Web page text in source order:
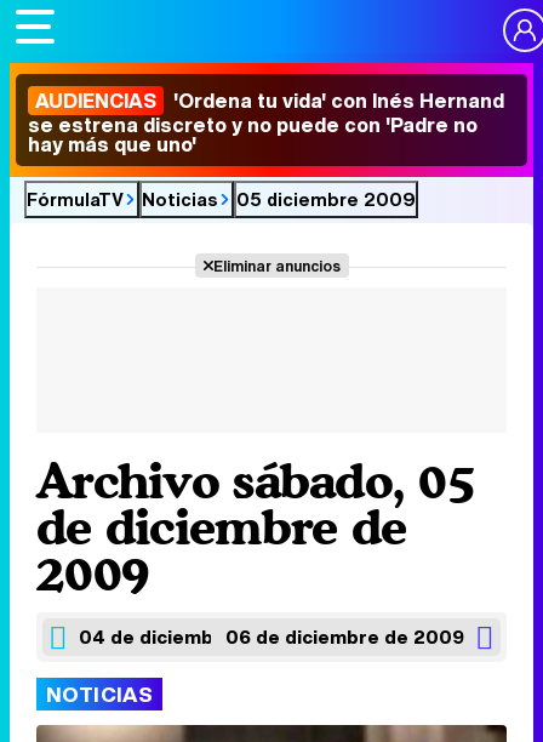
AUDIENCIAS 'Ordena tu vida' con Inés Hernand
se estrena discreto y no puede con 'Padre no
hay más que uno'
FórmulaTV Noticias 05 diciembre 2009
Eliminar anuncios
Archivo sábado, 05
de diciembre de
2009
04 de diciembre de 200906 de diciembre de 2009
NOTICIAS